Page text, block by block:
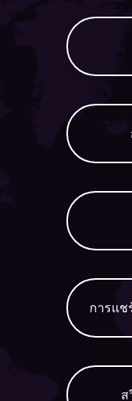
การแช
ส